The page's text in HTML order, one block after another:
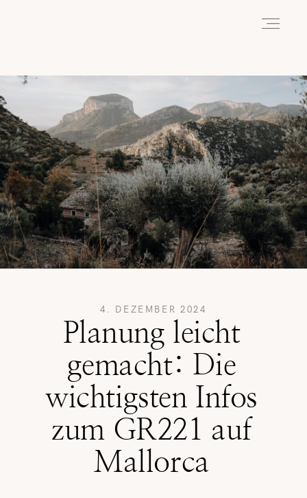
4. DEZEMBER 2024
Planung leicht
gemacht: Die
wichtigsten Infos
zum GR221 auf
Mallorca
ABOUT
REISEN
WANDERN
REISETIPPS
SHOP
KONTAKT